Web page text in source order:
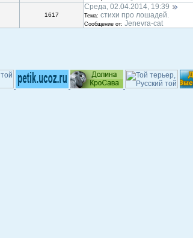
1617
Среда, 02.04.2014, 19:39
Тема: стихи про лошадей.
Сообщение от: Jenevra-cat